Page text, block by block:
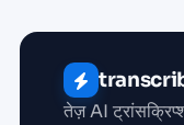
तेज़ AI